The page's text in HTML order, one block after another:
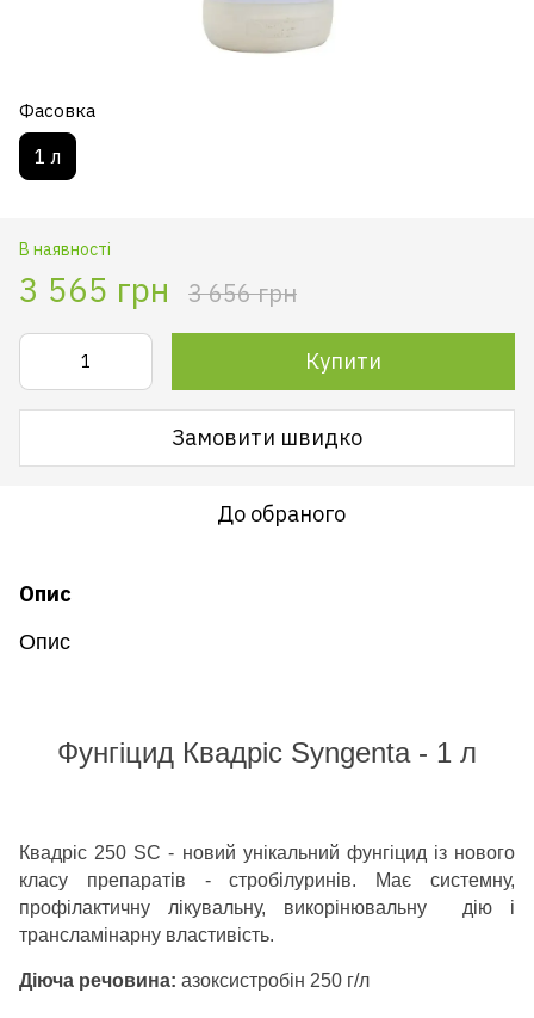
Фасовка
1 л
В наявності
3 565 грн 3 656 грн
Купити
Замовити швидко
До обраного
Опис
Опис
Фунгіцид Квадріс Syngenta - 1 л
Квадріс 250 SC - новий унікальний фунгіцид із нового
класу препаратів - стробілуринів. Має системну,
профілактичну лікувальну, викорінювальну дію і
трансламінарну властивість.
Діюча речовина: азоксистробін 250 г/л